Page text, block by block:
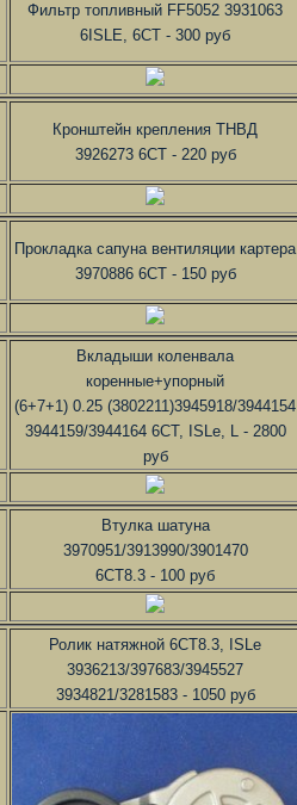
Фильтр топливный FF5052 3931063
6ISLE, 6CT - 300 руб
Кронштейн крепления ТНВД
3926273 6CT - 220 руб
Прокладка сапуна вентиляции картера
3970886 6CT - 150 руб
Вкладыши коленвала
коренные+упорный
(6+7+1) 0.25 (3802211)3945918/3944154
3944159/3944164 6CT, ISLe, L - 2800
руб
Втулка шатуна
3970951/3913990/3901470
6CT8.3 - 100 руб
Ролик натяжной 6CT8.3, ISLe
3936213/397683/3945527
3934821/3281583 - 1050 руб